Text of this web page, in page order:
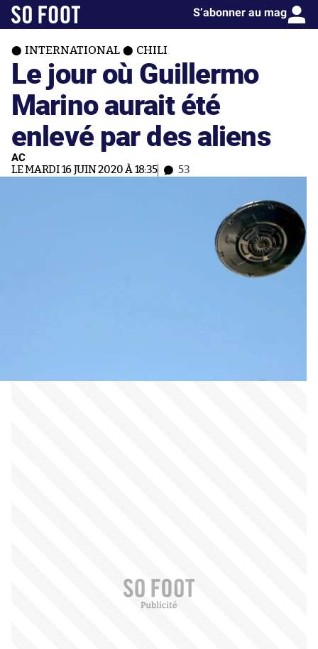
S’abonner au mag
INTERNATIONAL CHILI
Le jour où Guillermo
Marino aurait été
enlevé par des aliens
AC
LE MARDI 16 JUIN 2020 À 18:35 53